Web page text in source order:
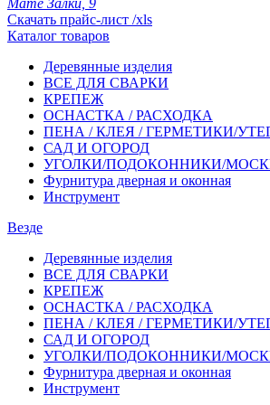
Скачать прайс-лист /xls
Каталог товаров
Деревянные изделия
ВСЕ ДЛЯ СВАРКИ
КРЕПЕЖ
ОСНАСТКА / РАСХОДКА
ПЕНА / КЛЕЯ / ГЕРМЕТИКИ/
САД И ОГОРОД
УГОЛКИ/ПОДОКОННИКИ/
Фурнитура дверная и оконная
Инструмент
Везде
Деревянные изделия
ВСЕ ДЛЯ СВАРКИ
КРЕПЕЖ
ОСНАСТКА / РАСХОДКА
ПЕНА / КЛЕЯ / ГЕРМЕТИКИ/
САД И ОГОРОД
УГОЛКИ/ПОДОКОННИКИ/
Фурнитура дверная и оконная
Инструмент